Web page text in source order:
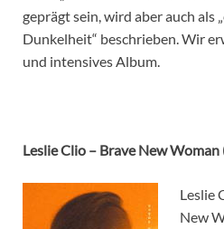
geprägt sein, wird aber auch als
Dunkelheit“ beschrieben. Wir
und intensives Album.
Leslie Clio – Brave New
Leslie
New